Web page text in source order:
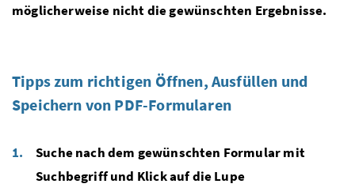
möglicherweise nicht die gewünschten Ergebnisse.
Tipps zum richtigen Öffnen, Ausfüllen und
Speichern von PDF-Formularen
Suche nach dem gewünschten Formular mit
Suchbegriff und Klick auf die Lupe